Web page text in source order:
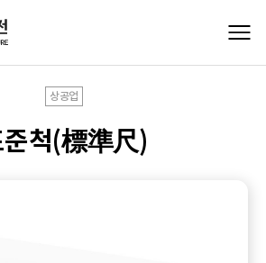
상공업
준척(標準尺)